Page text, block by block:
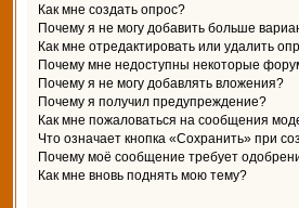
Как мне создать опрос?
Почему я не могу добавить больше
Как мне отредактировать или удалить
Почему мне недоступны некоторые
Почему я не могу добавлять вложения?
Почему я получил предупреждение?
Как мне пожаловаться на сообщения
Что означает кнопка «Сохранить» при
Почему моё сообщение требует
Как мне вновь поднять мою тему?